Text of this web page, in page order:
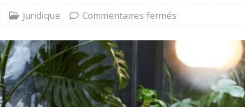
Juridique Commentaires fermés